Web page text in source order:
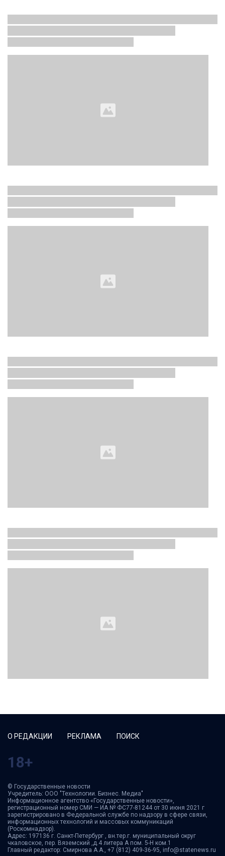
О РЕДАКЦИИ РЕКЛАМА ПОИСК
18+
© Государственные новости
Учредитель: ООО "Технологии. Бизнес. Медиа"
Информационное агентство «Государственные новости»,
регистрационный номер СМИ — ИА № ФС77-81244 от 30 июня 2021 г
зарегистрировано в Федеральной службе по надзору в сфере связи,
информационных технологий и массовых коммуникаций
(Роскомнадзор).
Адрес: 197136 г. Санкт-Петербург , вн.тер.г. муниципальный округ
чкаловское, пер. Вяземский ,д.4 литера А пом. 5-Н ком.1
Главный редактор: Смирнова А.А., +7 (812) 409-36-95, info@statenews.ru